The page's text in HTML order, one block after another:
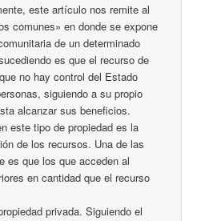
este artículo nos remite al
comunes» en donde se expone
de un determinado
es que el recurso de
no hay control del Estado
siguiendo a su propio
alcanzar sus beneficios.
este tipo de propiedad es la
de los recursos. Una de las
es que los que acceden al
en cantidad que el recurso
privada. Siguiendo el